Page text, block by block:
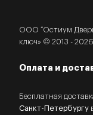
ООО “Остиум
ключ» © 2013 - 2026
Оплата и
Бесплатная
Санкт-Петербургу